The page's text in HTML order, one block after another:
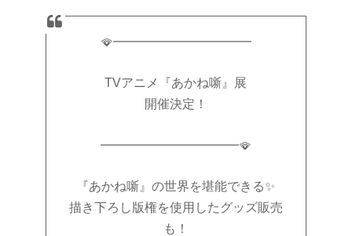
🪭━━━━━━━━━━━
TVアニメ『あかね噺』展
開催決定！
━━━━━━━━━━━🪭
『あかね噺』の世界を堪能できる✨
描き下ろし版権を使用したグッズ販売
も！